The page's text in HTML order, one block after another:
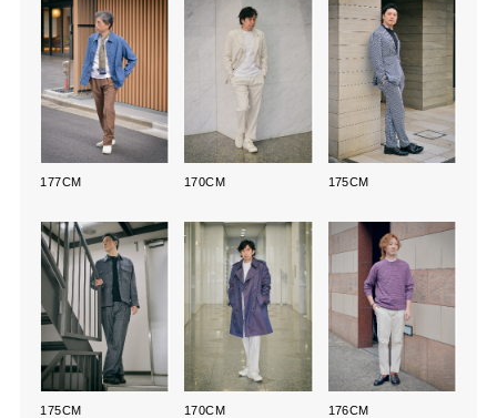
177CM 170CM 175CM
175CM 170CM 176CM